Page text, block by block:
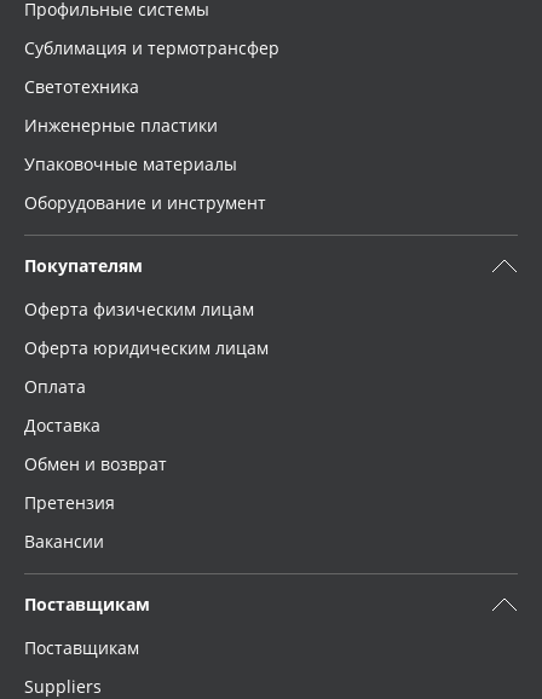
Профильные системы
Сублимация и термотрансфер
Светотехника
Инженерные пластики
Упаковочные материалы
Оборудование и инструмент
Покупателям
Оферта физическим лицам
Оферта юридическим лицам
Оплата
Доставка
Обмен и возврат
Претензия
Вакансии
Поставщикам
Поставщикам
Suppliers